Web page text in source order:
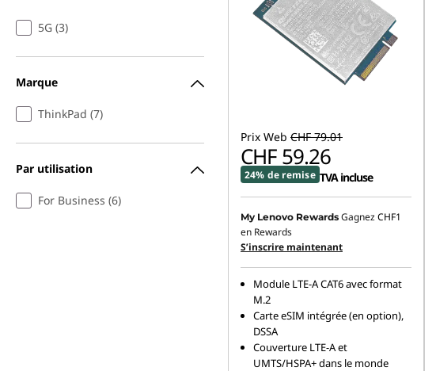
5G (3)
Marque
ThinkPad (7)
Par utilisation
For Business (6)
Prix Web CHF 79.01
CHF 59.26
24% de remise TVA incluse
My Lenovo Rewards GagnezCHF1
en Rewards
S’inscrire maintenant
Module LTE-A CAT6 avec format
M.2
Carte eSIM intégrée (en option),
DSSA
Couverture LTE-A et
UMTS/HSPA+ dans le monde